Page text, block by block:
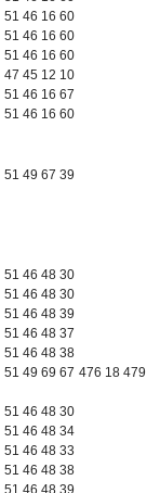
51 46 16 60
51 46 16 60
51 46 16 60
47 45 12 10
51 46 16 67
51 46 16 60
51 49 67 39
51 46 48 30
51 46 48 30
51 46 48 39
51 46 48 37
51 46 48 38
51 49 69 67 476 18 479
51 46 48 30
51 46 48 34
51 46 48 33
51 46 48 38